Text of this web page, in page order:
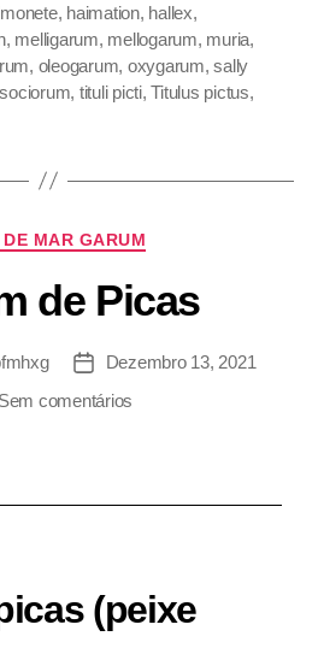
, haimation, hallex,
, melligarum, mellogarum, muria,
, oleogarum, oxygarum,sally
sociorum, tituli picti,Titulus pictus,
MAR GARUM
de Picas
Dezembro 13, 2021
Sem comentários
(peixe